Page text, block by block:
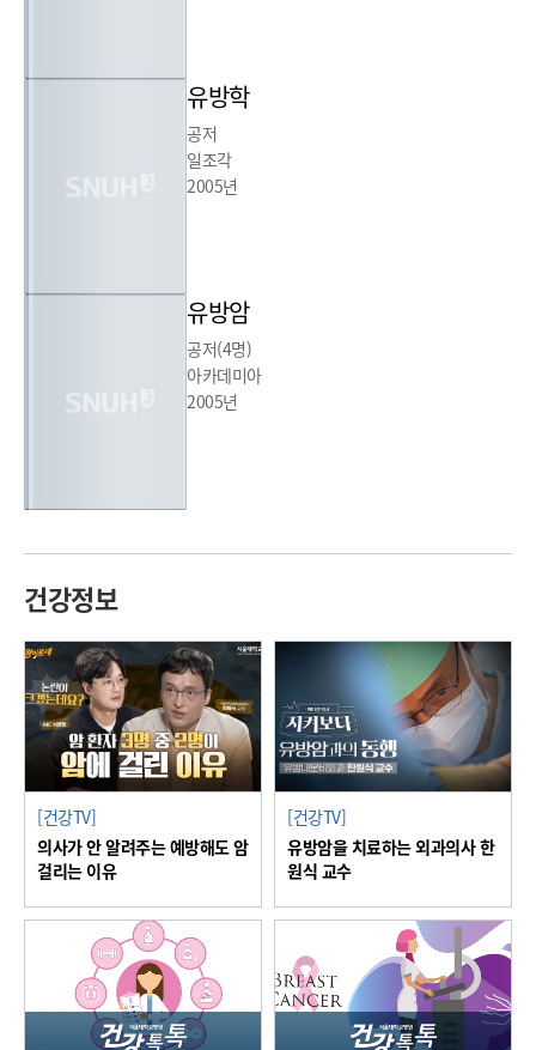
유방학
공저
일조각
2005년
유방암
공저(4명)
아카데미아
2005년
건강정보
[건강TV]
의사가 안 알려주는 예방해도 암
걸리는 이유
[건강TV]
유방암을 치료하는 외과의사 한
원식 교수